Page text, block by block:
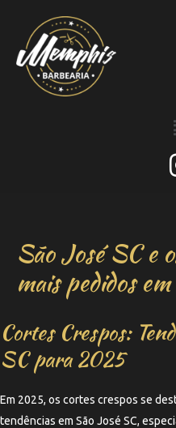
São José SC e
mais pedidos
Cortes Crespos:
SC para 2025
Em 2025, os cortes crespos se
tendências em São José SC,